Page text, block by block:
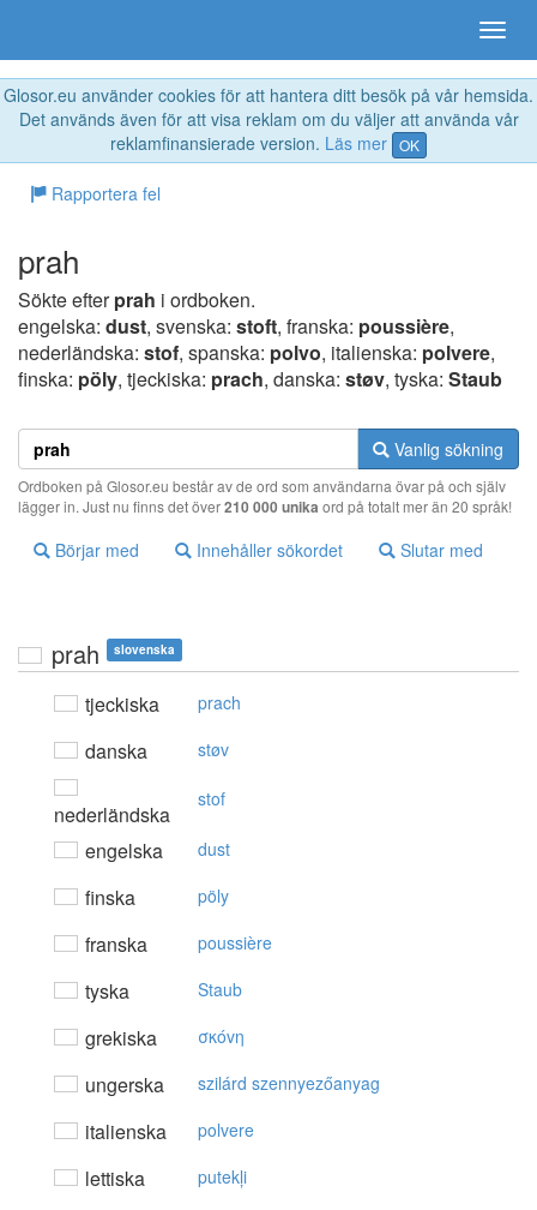
Glosor.eu använder cookies för att hantera ditt besök på vår hemsida.
Det används även för att visa reklam om du väljer att använda vår
reklamfinansierade version. Läs mer OK
Rapportera fel
prah
Sökte efterprah i ordboken.
engelska: dust, svenska: stoft, franska: poussière,
nederländska: stof, spanska: polvo, italienska: polvere,
finska: pöly, tjeckiska: prach, danska: støv, tyska: Staub
Vanlig sökning
Ordboken på Glosor.eu består av de ord som användarna övar på och själv
lägger in. Just nu finns det över210 000 unika ord på totalt mer än 20 språk!
Börjar med Innehåller sökordet Slutar med
prah slovenska
tjeckiska prach
danska støv
nederländska
stof
engelska dust
finska pöly
franska poussière
tyska Staub
grekiska σκόvη
ungerska szilárd szennyezőanyag
italienska polvere
lettiska putekļi